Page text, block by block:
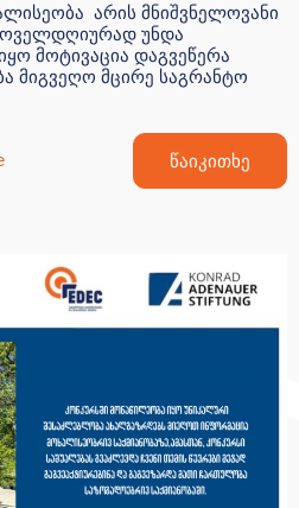
არის მნიშვნელოვანი
უნდა
მოტივაცია დაგვეწერა
მიგვეღო მცირე საგრანტო
წაიკითხე